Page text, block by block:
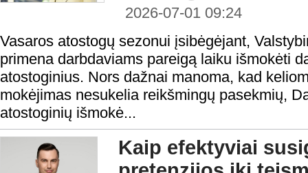
2026-07-01 09:24
Vasaros atostogų sezonui įsibėgėjant,
primena darbdaviams pareigą laiku išmokėti
atostoginius. Nors dažnai manoma, kad
mokėjimas nesukelia reikšmingų pasekmių,
atostoginių išmokė...
Kaip efektyviai